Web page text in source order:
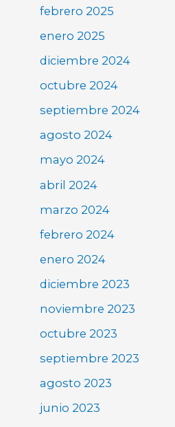
febrero 2025
enero 2025
diciembre 2024
octubre 2024
septiembre 2024
agosto 2024
mayo 2024
abril 2024
marzo 2024
febrero 2024
enero 2024
diciembre 2023
noviembre 2023
octubre 2023
septiembre 2023
agosto 2023
junio 2023